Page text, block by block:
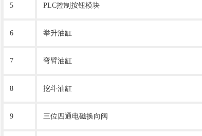
5 PLC控制按钮模块
6 举升油缸
7 弯臂油缸
8 挖斗油缸
9 三位四通电磁换向阀